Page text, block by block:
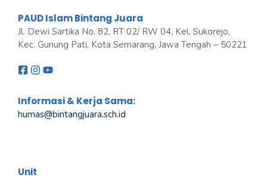
PAUD Islam Bintang Juara
Jl. Dewi Sartika No. 82, RT 02/ RW 04, Kel. Sukorejo,
Kec. Gunung Pati, Kota Semarang, Jawa Tengah – 50221
Informasi & Kerja Sama:
humas@bintangjuara.sch.id
Unit